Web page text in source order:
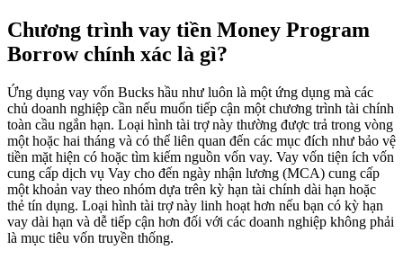
Chương trình vay tiền Money Program
Borrow chính xác là gì?
Ứng dụng vay vốn Bucks hầu như luôn là một ứng dụng mà các
chủ doanh nghiệp cần nếu muốn tiếp cận một chương trình tài chính
toàn cầu ngắn hạn. Loại hình tài trợ này thường được trả trong vòng
một hoặc hai tháng và có thể liên quan đến các mục đích như bảo vệ
tiền mặt hiện có hoặc tìm kiếm nguồn vốn vay. Vay vốn tiện ích vốn
cung cấp dịch vụ Vay cho đến ngày nhận lương (MCA) cung cấp
một khoản vay theo nhóm dựa trên kỳ hạn tài chính dài hạn hoặc
thẻ tín dụng. Loại hình tài trợ này linh hoạt hơn nếu bạn có kỳ hạn
vay dài hạn và dễ tiếp cận hơn đối với các doanh nghiệp không phải
là mục tiêu vốn truyền thống.